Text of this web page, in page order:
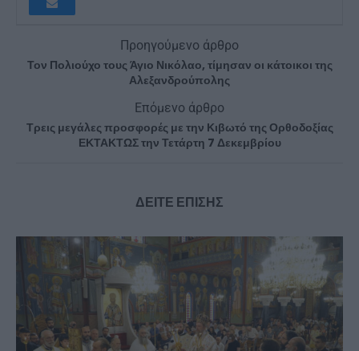
Προηγούμενο άρθρο
Τον Πολιούχο τους Άγιο Νικόλαο, τίμησαν οι κάτοικοι της
Αλεξανδρούπολης
Επόμενο άρθρο
Τρεις μεγάλες προσφορές με την Κιβωτό της Ορθοδοξίας
ΕΚΤΑΚΤΩΣ την Τετάρτη 7 Δεκεμβρίου
ΔΕΙΤΕ ΕΠΙΣΗΣ